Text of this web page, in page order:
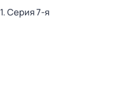
. Серия 7-я